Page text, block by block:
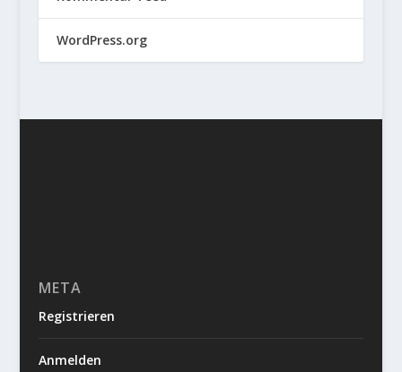
WordPress.org
META
Registrieren
Anmelden